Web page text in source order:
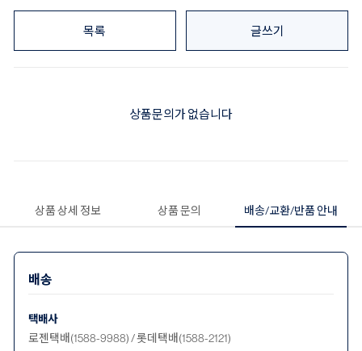
목록 글쓰기
상품문의가 없습니다
상품 상세 정보 상품 문의 배송/교환/반품 안내
배송
택배사
로젠택배(1588-9988) / 롯데택배(1588-2121)